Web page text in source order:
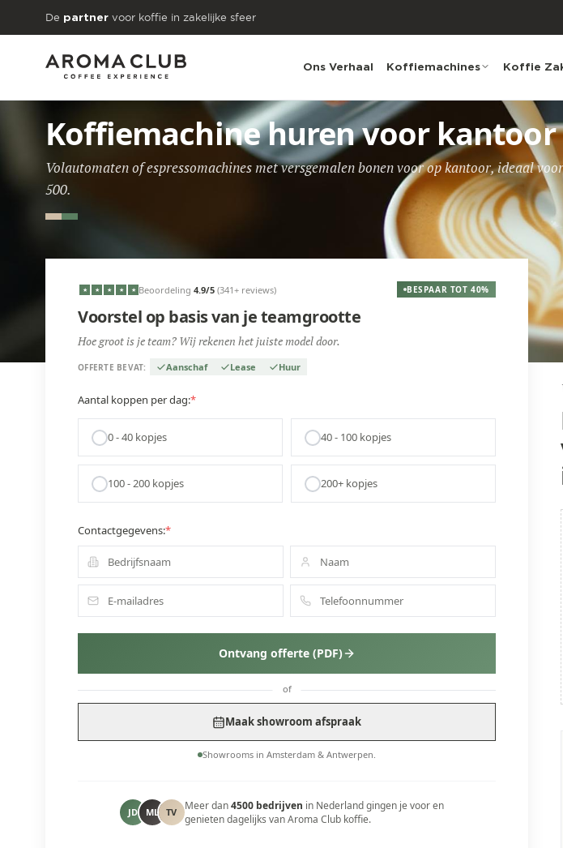
Skip to main content
De partner voor koffie in zakelijke sfeer
Ons Verhaal Koffiemachines Koffie
Koffiemachine huren voor
Volautomaten of espressomachines met versgemalen bonen voor op kantoor, ideaal
500.
★ ★ ★ ★ ★ Beoordeling 4.9/5 (341+ reviews) BESPAAR TOT 40%
Voorstel op basis van je teamgrootte
Hoe groot is je team? Wij rekenen het juiste model door.
OFFERTE BEVAT: Aanschaf Lease Huur
Aantal koppen per dag:*
0 - 40 kopjes 40 - 100 kopjes
100 - 200 kopjes 200+ kopjes
Contactgegevens:*
Ontvang offerte (PDF)
of
Maak showroom afspraak
Showrooms in Amsterdam & Antwerpen.
JD ML TV Meer dan4500 bedrijven in Nederland gingen je voor en
genieten dagelijks van Aroma Club koffie.